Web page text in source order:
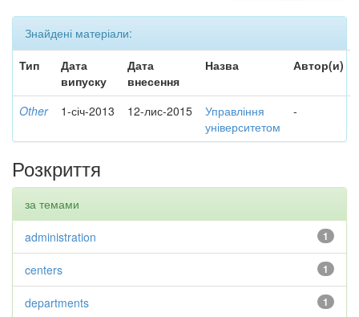
Знайдені матеріали:
Тип
Дата
випуску
Дата
внесення
Назва Автор(и)
Other 1-січ-2013 12-лис-2015
Управління
університетом
-
Розкриття
за темами
1
administration
1
centers
1
departments